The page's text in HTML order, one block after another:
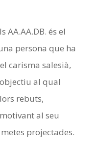
AA.AA.DB. és el
persona que ha
carisma salesià,
al qual
rebuts,
al seu
projectades.